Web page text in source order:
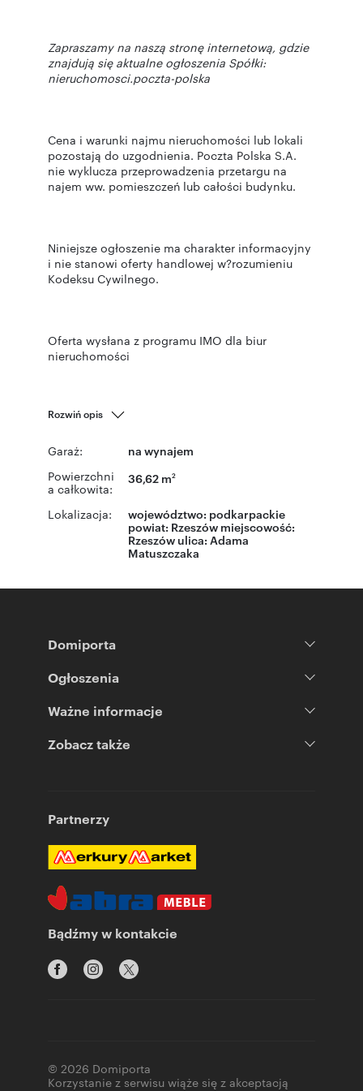
Zapraszamy na naszą stronę internetową, gdzie
znajdują się aktualne ogłoszenia Spółki:
nieruchomosci.poczta-polska
Cena i warunki najmu nieruchomości lub lokali
pozostają do uzgodnienia. Poczta Polska S.A.
nie wyklucza przeprowadzenia przetargu na
najem ww. pomieszczeń lub całości budynku.
Niniejsze ogłoszenie ma charakter informacyjny
i nie stanowi oferty handlowej w?rozumieniu
Kodeksu Cywilnego.
Oferta wysłana z programu IMO dla biur
nieruchomości
Rozwiń opis
Garaż: na wynajem
Powierzchni
a całkowita:
36,62 m2
Lokalizacja: województwo: podkarpackie
powiat: Rzeszów miejscowość:
Rzeszów ulica: Adama
Matuszczaka
Domiporta
Ogłoszenia
Ważne informacje
Zobacz także
Partnerzy
Bądźmy w kontakcie
© 2026 Domiporta
Korzystanie z serwisu wiąże się z akceptacją